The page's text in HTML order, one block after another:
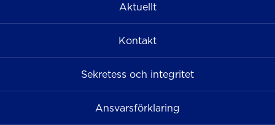
Aktuellt
Kontakt
Sekretess och integritet
Ansvarsförklaring